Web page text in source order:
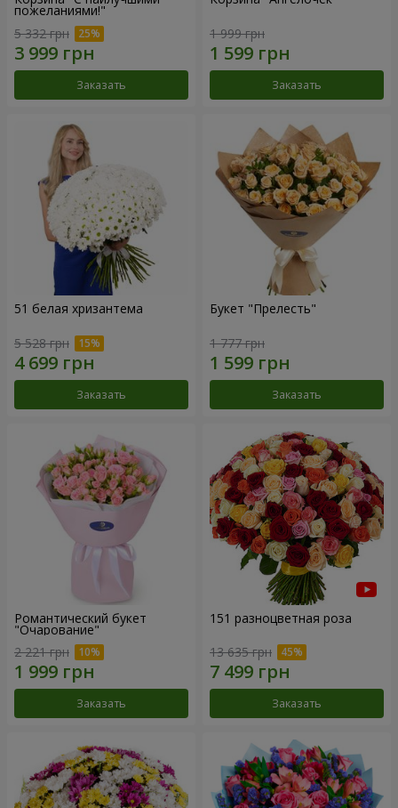
пожеланиями!"
5 332 грн
Заказать
1 999 грн
Заказать
51 белая хризантема
5 528 грн
Заказать
Букет "Прелесть"
1 777 грн
Заказать
Романтический букет
"Очарование"
2 221 грн
Заказать
151 разноцветная роза
13 635 грн
Заказать